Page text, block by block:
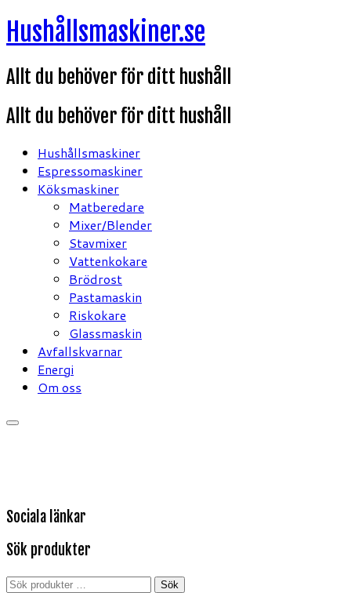
Hoppa
till
Hushållsmaskiner.se
Allt du behöver för ditt hushåll
Allt du behöver för ditt hushåll
Hushållsmaskiner
Espressomaskiner
Köksmaskiner
Matberedare
Mixer/Blender
Stavmixer
Vattenkokare
Brödrost
Pastamaskin
Riskokare
Glassmaskin
Avfallskvarnar
Energi
Om oss
Sociala länkar
Sök produkter
Sök
Sök